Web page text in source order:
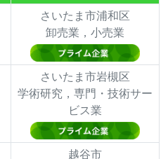
さいたま市浦和区
卸売業，小売業
さいたま市岩槻区
学術研究，専門・技術サー
ビス業
越谷市